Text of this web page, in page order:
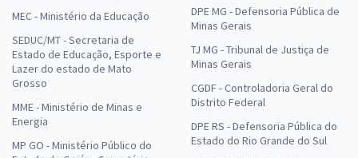
MEC - Ministério da Educação
SEDUC/MT - Secretaria de
Estado de Educação, Esporte e
Lazer do estado de Mato
Grosso
MME - Ministério de Minas e
Energia
MP GO - Ministério Público do
DPE MG - Defensoria Pública de
Minas Gerais
TJ MG - Tribunal de Justiça de
Minas Gerais
CGDF - Controladoria Geral do
Distrito Federal
DPE RS - Defensoria Pública do
Estado do Rio Grande do Sul